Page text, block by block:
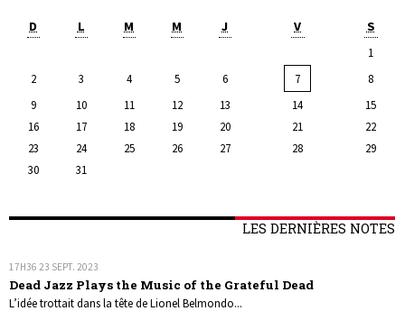
D L M M J V S
1
2
3 4 5 6 7
8
9
10 11 12 13 14
15
16
17 18 19 20 21
22
23
24 25 26 27 28
29
30
31
LES DERNIÈRES NOTES
17H36 23 SEPT. 2023
Dead Jazz Plays the Music of the Grateful Dead
L’idée trottait dans la tête de Lionel Belmondo...